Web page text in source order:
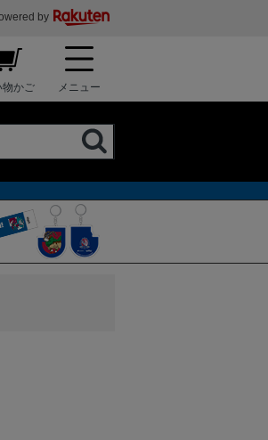
by
物かご メニュー